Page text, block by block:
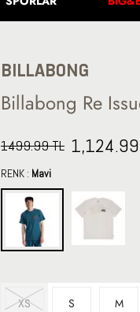
BILLABONG
Billabong Re
1499.99 TL 1,124.99
RENK : Mavi
XS S M